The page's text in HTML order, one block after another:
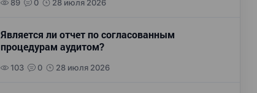
89 0 28 июля 2026
Является ли отчет по согласованным
процедурам аудитом?
103 0 28 июля 2026